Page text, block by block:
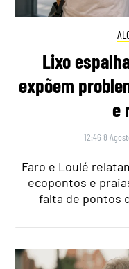
Lixo
expõem
e
12:46 8
Faro e Loulé
ecopontos e
falta de pontos